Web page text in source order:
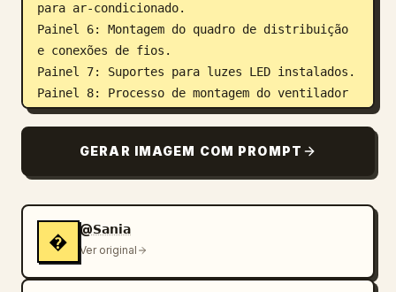
para ar-condicionado.
Painel 6: Montagem do quadro de distribuição
e conexões de fios.
Painel 7: Suportes para luzes LED instalados.
Painel 8: Processo de montagem do ventilador
de teto.
montada na parede.
Painel 10: Eletricistas testando o sistema
Painel 11: Limpeza do ambiente e ajustes
finais.
Painel 12: Ambiente moderno totalmente
concluído com luzes acesas, ventilador
GERAR IMAGEM COM PROMPT
�
@𝗦𝗮𝗻𝗶𝗮
Ver original